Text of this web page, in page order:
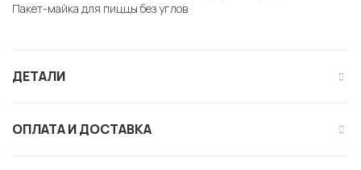
Пакет-майка для пиццы без углов
ДЕТАЛИ
ОПЛАТА И ДОСТАВКА